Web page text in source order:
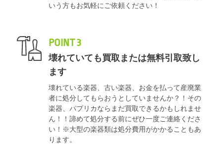
いう方もお気軽にご依頼ください！
POINT 3
壊れていても買取または無料引取致し
ます
壊れている楽器、古い楽器、お金を払って産廃業
者に処分してもらおうとしていませんか？！その
楽器、パプリカならまだ買取できるかもしれませ
ん！！諦めて処分する前にぜひ一度ご連絡くださ
い！※大型の楽器類は処分費用がかかることもあ
ります。